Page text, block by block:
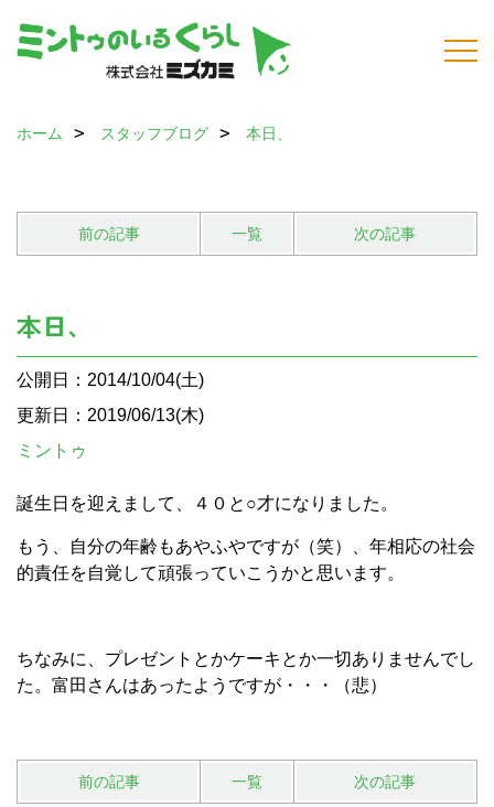
ホーム スタッフブログ 本日、
前の記事 一覧 次の記事
本日、
公開日：2014/10/04(土)
更新日：2019/06/13(木)
ミントゥ
誕生日を迎えまして、４０と○才になりました。
もう、自分の年齢もあやふやですが（笑）、年相応の社会
的責任を自覚して頑張っていこうかと思います。
ちなみに、プレゼントとかケーキとか一切ありませんでし
た。富田さんはあったようですが・・・（悲）
前の記事 一覧 次の記事